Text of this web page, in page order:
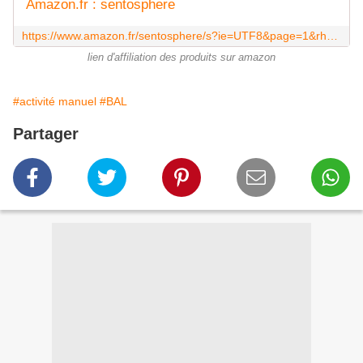
Amazon.fr : sentosphere
lien d'affiliation des produits sur amazon
#activité manuel #BAL
Partager